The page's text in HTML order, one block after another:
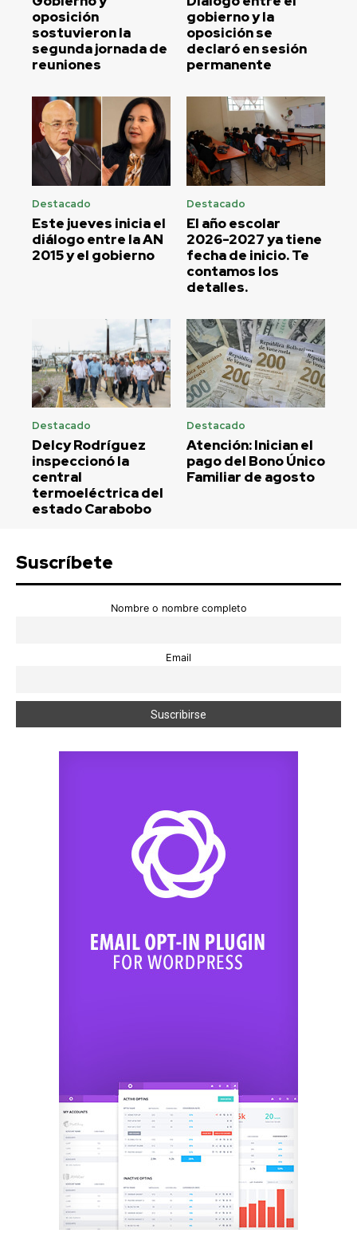
oposición
sostuvieron la
segunda jornada de
reuniones
gobierno y la
oposición se
declaró en sesión
permanente
Destacado
Este jueves inicia el
diálogo entre la AN
2015 y el gobierno
Destacado
El año escolar
2026-2027 ya tiene
fecha de inicio. Te
contamos los
detalles.
Destacado
Delcy Rodríguez
inspeccionó la
central
termoeléctrica del
estado Carabobo
Destacado
Atención: Inician el
pago del Bono Único
Familiar de agosto
Suscríbete
Nombre o nombre completo
Email